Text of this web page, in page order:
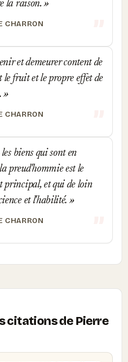
la raison.
CHARRON
et demeurer content de
le fruit et le propre effet de
CHARRON
biens qui sont en
preud'hommie est le
principal, et qui de loin
et l'habilité.
CHARRON
citations de Pierre